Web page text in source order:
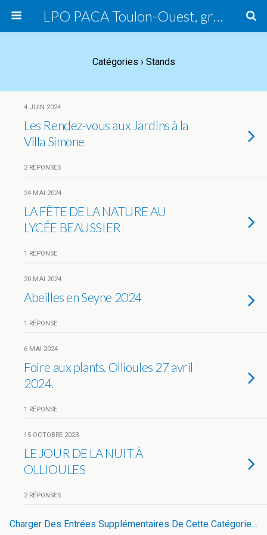
LPO PACA Toulon-Ouest, groupe local
Catégories › Stands
4 JUIN 2024
Les Rendez-vous aux Jardins à la
Villa Simone
2 RÉPONSES
24 MAI 2024
LA FÊTE DE LA NATURE AU
LYCÉE BEAUSSIER
1 RÉPONSE
20 MAI 2024
Abeilles en Seyne 2024
1 RÉPONSE
6 MAI 2024
Foire aux plants. Ollioules 27 avril
2024.
1 RÉPONSE
15 OCTOBRE 2023
LE JOUR DE LA NUIT À
OLLIOULES
2 RÉPONSES
Charger Des Entrées Supplémentaires De Cette Catégorie…